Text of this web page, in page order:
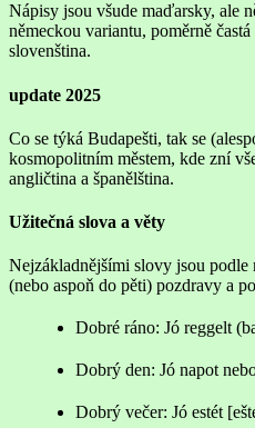
Nápisy jsou všude maďarsky, ale
německou variantu, poměrně
slovenština.
update 2025
Co se týká Budapešti, tak se
kosmopolitním městem, kde zní
angličtina a španělština.
Užitečná slova a věty
Nejzákladnějšími slovy jsou podle
(nebo aspoň do pěti) pozdravy a
Dobré ráno: Jó reggelt
Dobrý den: Jó napot
Dobrý večer: Jó estét